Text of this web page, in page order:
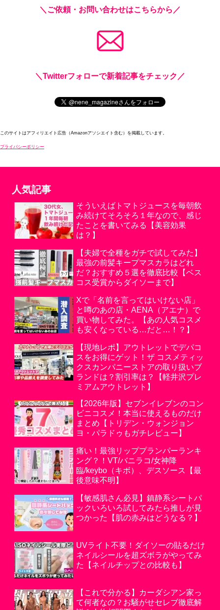
＼ご依頼・お問い合わせはこちらから／
＼Twitterフォローで新着記事をチェック／
このサイトはアフィリエイト広告（Amazonアソシエイト含む）を掲載しています。
プライバシーポリシー
人気記事
そういえばトマトジュースを毎朝飲
み続けてそろそろ１年なので、感じ
たことを書いてみる【美容効果
は？】
【夫婦で全種をガチで試してみた】
最強の前髪キープマスカラはどれ
だ？おすすめ５選を徹底比較【ベス
コス受賞からダイソーまで】
Xで「名前を言ってはいけない店」
と噂のあの店・AENA（アエナ）で
買い物してみた。【あの人気コスメ
も安くなっている…だと…！？】
【現地レポ】アウトレットでデパコ
スをお得にゲット！ザ コスメティッ
クスカンパニーストアの取り扱いブ
ランドは？割引率は？【軽井沢プレ
ミアムアウトレット】
【2026年版】セブンイレブンのコン
ビニコスメ！本当に使えるものだけ
まとめ【トリデン・ウォンジョン
ヨ・パラドゥもガチレビュー】
痛い！最強リッププランパーランキ
ング？！VT/バニラコ/女神降
臨/keybo（キボ）、デスソース【最
後意味不明】
【敏感肌さん必見】鎮静系シートパ
ックいろいろ試してみたら推しが見
つかった【肌の赤みはどうなる？】
UVライト不要！ダイソーの貼るだけ
ネイルシールを超ズボラがやってみ
た【ネイルチップとの比較も】
【これで分かる】カーダシアン家っ
て何者なの？お騒がせセレブ徹底解